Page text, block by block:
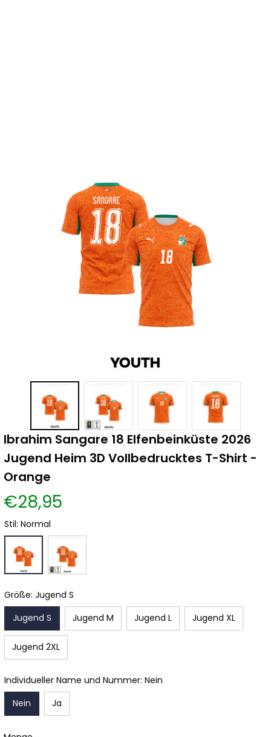
Ibrahim Sangare 18 Elfenbeinküste 2026
Jugend Heim 3D Vollbedrucktes T-Shirt -
Orange
€28,95
Stil: Normal
Größe: Jugend S
Jugend S
Jugend M
Jugend 2XL
Individueller Name und Nummer: Nein
Nein
Ja
Menge